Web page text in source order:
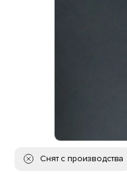
Снят с производства